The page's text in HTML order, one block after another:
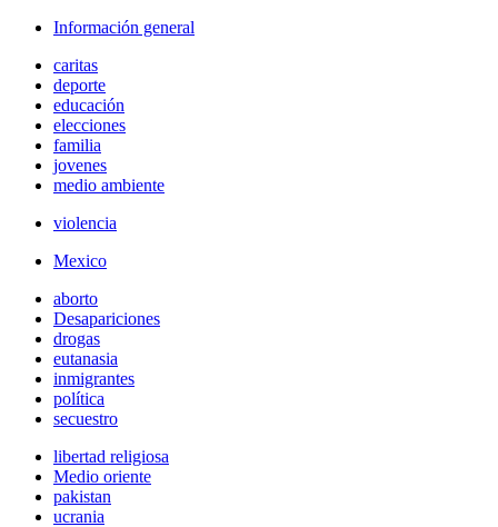
Información general
caritas
deporte
educación
elecciones
familia
jovenes
medio ambiente
violencia
Mexico
aborto
Desapariciones
drogas
eutanasia
inmigrantes
política
secuestro
libertad religiosa
Medio oriente
pakistan
ucrania